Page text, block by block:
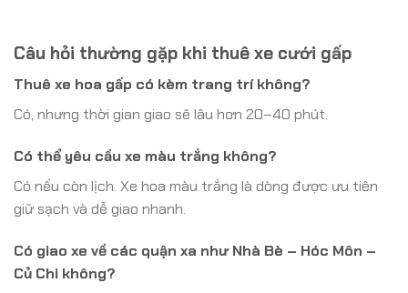
Câu hỏi thường gặp khi thuê xe cưới gấp
Thuê xe hoa gấp có kèm trang trí không?
Có, nhưng thời gian giao sẽ lâu hơn 20–40 phút.
Có thể yêu cầu xe màu trắng không?
Có nếu còn lịch. Xe hoa màu trắng là dòng được ưu tiên
giữ sạch và dễ giao nhanh.
Có giao xe về các quận xa như Nhà Bè – Hóc Môn –
Củ Chi không?